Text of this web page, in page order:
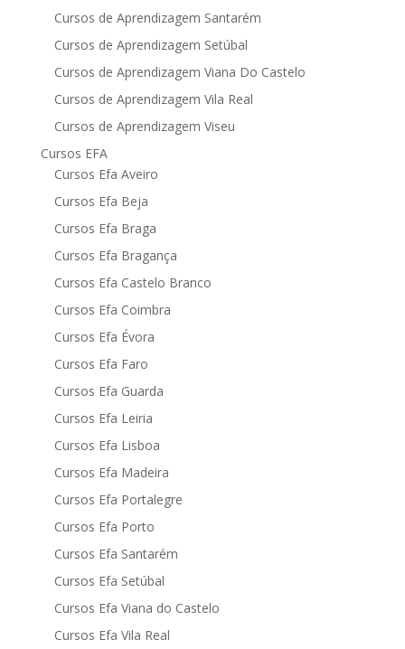
Cursos de Aprendizagem Santarém
Cursos de Aprendizagem Setúbal
Cursos de Aprendizagem Viana Do Castelo
Cursos de Aprendizagem Vila Real
Cursos de Aprendizagem Viseu
Cursos EFA
Cursos Efa Aveiro
Cursos Efa Beja
Cursos Efa Braga
Cursos Efa Bragança
Cursos Efa Castelo Branco
Cursos Efa Coimbra
Cursos Efa Évora
Cursos Efa Faro
Cursos Efa Guarda
Cursos Efa Leiria
Cursos Efa Lisboa
Cursos Efa Madeira
Cursos Efa Portalegre
Cursos Efa Porto
Cursos Efa Santarém
Cursos Efa Setúbal
Cursos Efa Viana do Castelo
Cursos Efa Vila Real